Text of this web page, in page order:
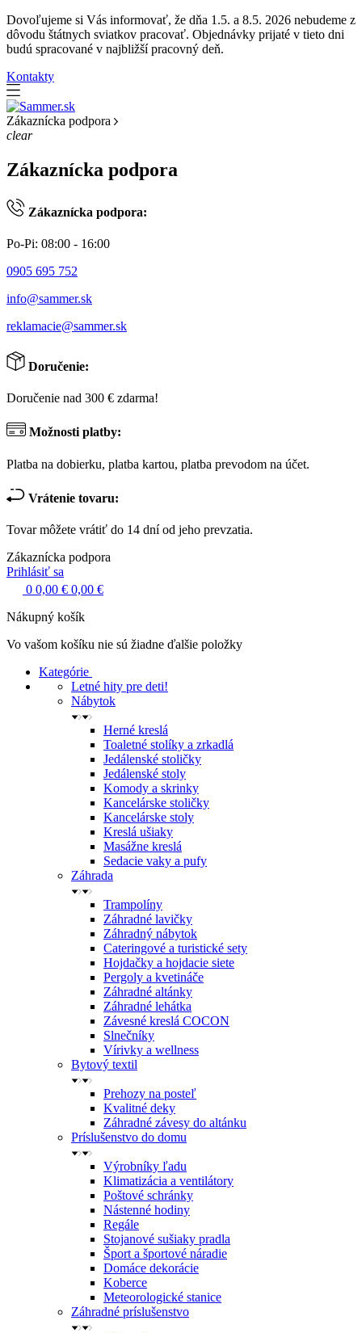
Dovoľujeme si Vás informovať, že dňa 1.5. a 8.5. 2026 nebudeme z
dôvodu štátnych sviatkov pracovať. Objednávky prijaté v tieto dni
budú spracované v najbližší pracovný deň.
Kontakty
Zákaznícka podpora
clear
Zákaznícka podpora
Zákaznícka podpora:
Po-Pi: 08:00 - 16:00
0905 695 752
info@sammer.sk
reklamacie@sammer.sk
Doručenie:
Doručenie nad 300 € zdarma!
Možnosti platby:
Platba na dobierku, platba kartou, platba prevodom na účet.
Vrátenie tovaru:
Tovar môžete vrátiť do 14 dní od jeho prevzatia.
Zákaznícka podpora
Prihlásiť sa
0 0,00 € 0,00 €
Nákupný košík
Vo vašom košíku nie sú žiadne ďalšie položky
Kategórie
Letné hity pre deti!
Nábytok
Herné kreslá
Toaletné stolíky a zrkadlá
Jedálenské stoličky
Jedálenské stoly
Komody a skrinky
Kancelárske stoličky
Kancelárske stoly
Kreslá ušiaky
Masážne kreslá
Sedacie vaky a pufy
Záhrada
Trampolíny
Záhradné lavičky
Záhradný nábytok
Cateringové a turistické sety
Hojdačky a hojdacie siete
Pergoly a kvetináče
Záhradné altánky
Záhradné lehátka
Závesné kreslá COCON
Slnečníky
Vírivky a wellness
Bytový textil
Prehozy na posteľ
Kvalitné deky
Záhradné závesy do altánku
Príslušenstvo do domu
Výrobníky ľadu
Klimatizácia a ventilátory
Poštové schránky
Nástenné hodiny
Regále
Stojanové sušiaky pradla
Šport a športové náradie
Domáce dekorácie
Koberce
Meteorologické stanice
Záhradné príslušenstvo